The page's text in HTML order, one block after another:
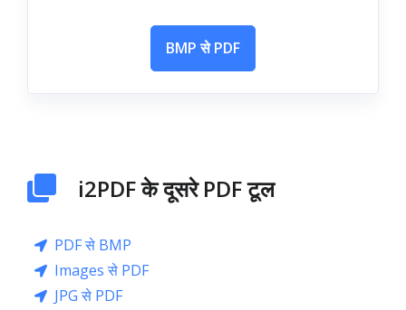
BMP से PDF
i2PDF के दूसरे PDF टूल
PDF से BMP
Images से PDF
JPG से PDF